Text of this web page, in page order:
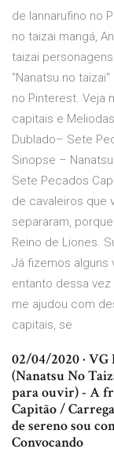
de lannarufino no
no taizai mangá,
taizai
"Nanatsu no
no Pinterest. Veja
capitais e
Dublado– Sete
Sinopse –
Sete Pecados
de cavaleiros que
separaram,
Reino de Liones.
Já fizemos alguns
entanto dessa vez
me ajudou com
capitais, se
02/04/2020 · VG
(Nanatsu No
para ouvir) - A
Capitão /
de sereno sou
Convocando